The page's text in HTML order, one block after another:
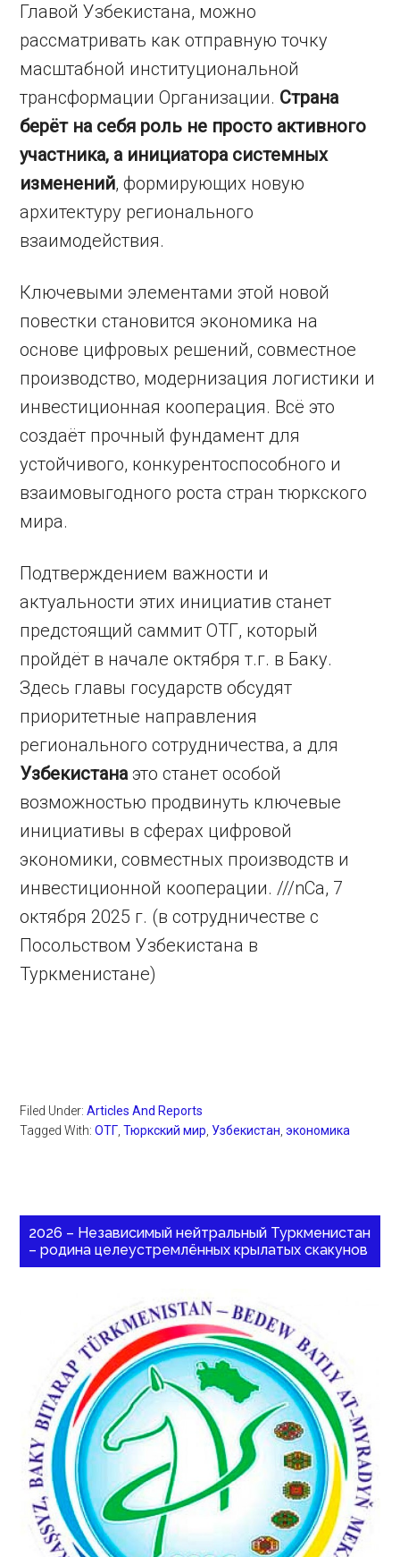
Главой Узбекистана, можно
рассматривать как отправную точку
масштабной институциональной
трансформации Организации. Страна
берёт на себя роль не просто активного
участника, а инициатора системных
изменений, формирующих новую
архитектуру регионального
взаимодействия.
Ключевыми элементами этой новой
повестки становится экономика на
основе цифровых решений, совместное
производство, модернизация логистики и
инвестиционная кооперация. Всё это
создаёт прочный фундамент для
устойчивого, конкурентоспособного и
взаимовыгодного роста стран тюркского
мира.
Подтверждением важности и
актуальности этих инициатив станет
предстоящий саммит ОТГ, который
пройдёт в начале октября т.г. в Баку.
Здесь главы государств обсудят
приоритетные направления
регионального сотрудничества, а для
Узбекистанаэто станет особой
возможностью продвинуть ключевые
инициативы в сферах цифровой
экономики, совместных производств и
инвестиционной кооперации. ///nCa, 7
октября 2025 г. (в сотрудничестве с
Посольством Узбекистана в
Туркменистане)
Filed Under:Articles And Reports
Tagged With:ОТГ ,Тюркский мир Узбекистан ,экономика
2026 – Независимый нейтральный Туркменистан
– родина целеустремлённых крылатых скакунов